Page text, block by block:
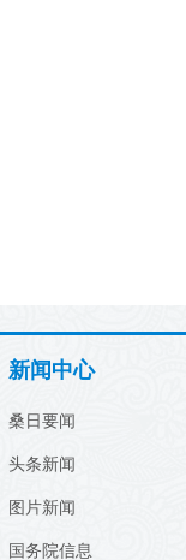
新闻中心
桑日要闻
头条新闻
图片新闻
国务院信息